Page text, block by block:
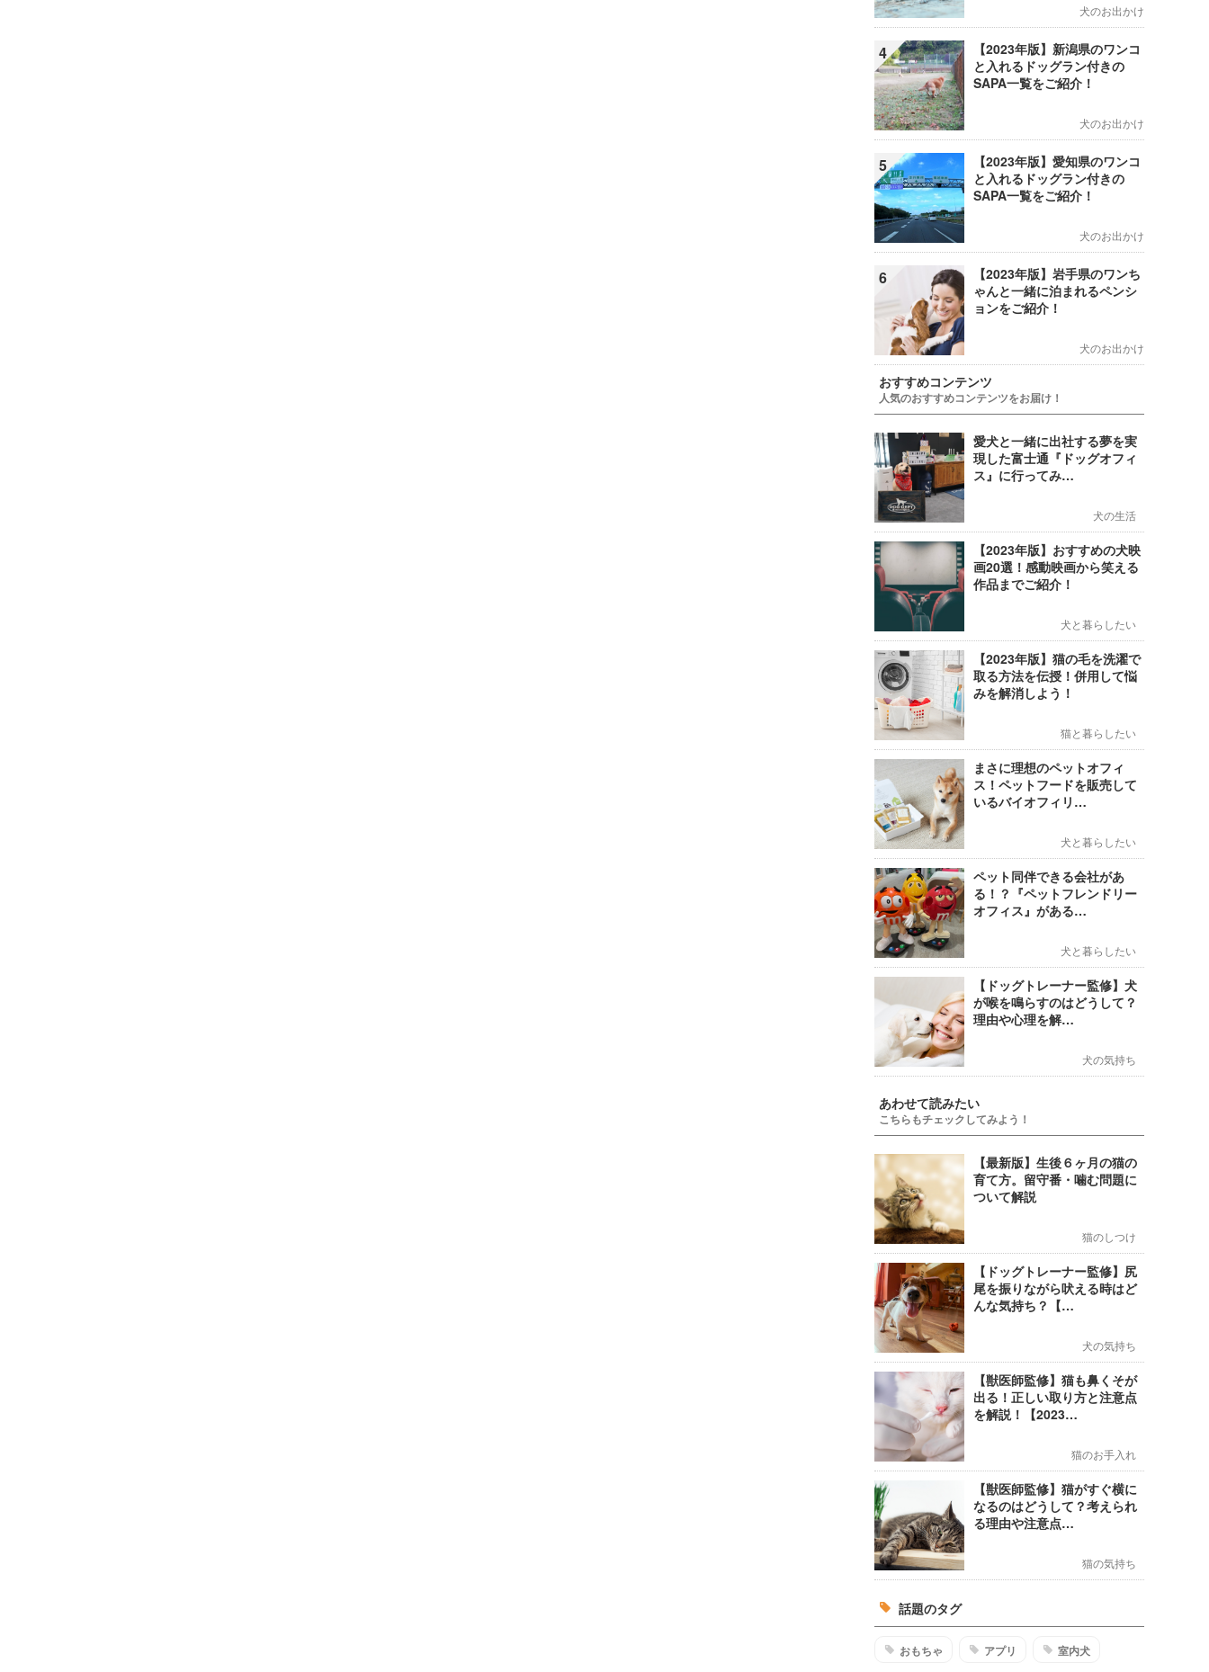
犬のお出かけ
4
【2023年版】新潟県のワンコ
と入れるドッグラン付きの
SAPA一覧をご紹介！
犬のお出かけ
5
【2023年版】愛知県のワンコ
と入れるドッグラン付きの
SAPA一覧をご紹介！
犬のお出かけ
6
【2023年版】岩手県のワンち
ゃんと一緒に泊まれるペンシ
ョンをご紹介！
犬のお出かけ
おすすめコンテンツ
人気のおすすめコンテンツをお届け！
愛犬と一緒に出社する夢を実
現した富士通『ドッグオフィ
ス』に行ってみ…
犬の生活
【2023年版】おすすめの犬映
画20選！感動映画から笑える
作品までご紹介！
犬と暮らしたい
【2023年版】猫の毛を洗濯で
取る方法を伝授！併用して悩
みを解消しよう！
猫と暮らしたい
まさに理想のペットオフィ
ス！ペットフードを販売して
いるバイオフィリ…
犬と暮らしたい
ペット同伴できる会社があ
る！？『ペットフレンドリー
オフィス』がある…
犬と暮らしたい
【ドッグトレーナー監修】犬
が喉を鳴らすのはどうして？
理由や心理を解…
犬の気持ち
あわせて読みたい
こちらもチェックしてみよう！
【最新版】生後６ヶ月の猫の
育て方。留守番・噛む問題に
ついて解説
猫のしつけ
【ドッグトレーナー監修】尻
尾を振りながら吠える時はど
んな気持ち？【…
犬の気持ち
【獣医師監修】猫も鼻くそが
出る！正しい取り方と注意点
を解説！【2023…
猫のお手入れ
【獣医師監修】猫がすぐ横に
なるのはどうして？考えられ
る理由や注意点…
猫の気持ち
話題のタグ
おもちゃ アプリ 室内犬